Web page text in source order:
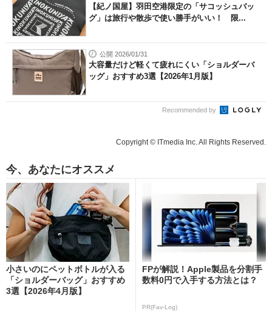
【紀ノ国屋】羽田空港限定の「サコッシュバッ
グ」は旅行や散歩で使い勝手がいい！ 限...
公開 2026/01/31
大容量だけど軽くて疲れにくい「ショルダーバ
ッグ」おすすめ3選【2026年1月版】
Recommended by
Copyright © ITmedia Inc. All Rights Reserved.
今、あなたにオススメ
小さいのにペットボトルが入る
「ショルダーバッグ」おすすめ
3選【2026年4月版】
FPが解説！Apple製品を分割手
数料0円で入手する方法とは？
PR(Fav-Log)